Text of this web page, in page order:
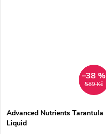
589 Kč
–38 %
Advanced Nutrients Tarantula
Liquid